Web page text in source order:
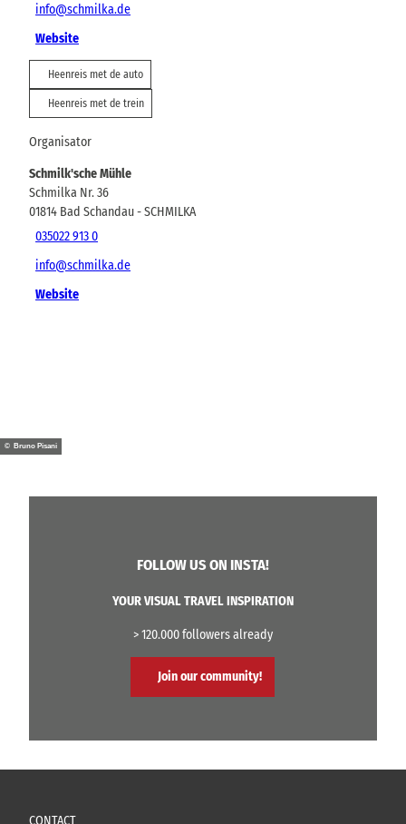
info@schmilka.de
Website
Heenreis met de auto
Heenreis met de trein
Organisator
Schmilk'sche Mühle
Schmilka Nr. 36
01814 Bad Schandau- SCHMILKA
035022 913 0
info@schmilka.de
Website
© Bruno Pisani
FOLLOW US ON INSTA!
YOUR VISUAL TRAVEL INSPIRATION
> 120.000 followers already
Join our community!